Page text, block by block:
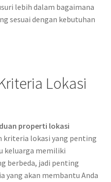
lebih dalam bagaimana
sesuai dengan kebutuhan
Lokasi
properti lokasi
kriteria lokasi yang penting
keluarga memiliki
berbeda, jadi penting
yang akan membantu Anda